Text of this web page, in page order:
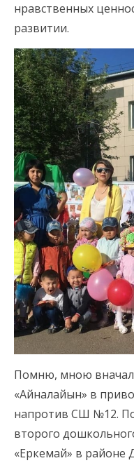
нравственных
развитии.
Помню, мною
«Айналайын» в
напротив СШ №12.
второго
«Еркемай» в районе